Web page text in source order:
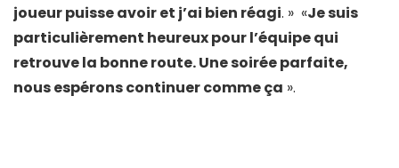
joueur puisse avoir et j’ai bien réagi. » «Je suis
particulièrement heureux pour l’équipe qui
retrouve la bonne route. Une soirée parfaite,
nous espérons continuer comme ça ».